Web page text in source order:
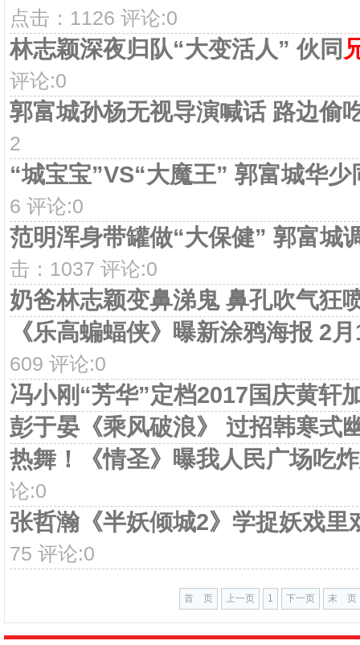
点击：1126 评论:0
林志颖深夜归队“大变活人” 伙同
评论:0
郭富城孙杨无视导演喊话 路边偷
2
“城宝宝”VS“大魔王” 郭富城华少
6 评论:0
范明浑身带罐做“大保健” 郭富城
击：1037 评论:0
奶爸林志颖变鼻涕鬼 鼻孔吹气狂
《乐高蝙蝠侠》曝新涂鸦海报 2
609 评论:0
冯小刚“芳华”定档2017国庆黄轩
彭于晏《乘风破浪》 过招韩寒式
热舞！《情圣》曝我人民广场吃
论:0
张哲瀚《半妖倾城2》学捉妖戏里
75 评论:0
首 页 上一页 1 下一页 末 页